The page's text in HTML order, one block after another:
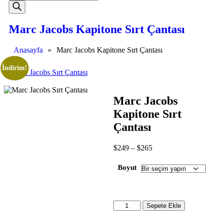
Marc Jacobs Kapitone Sırt Çantası
Anasayfa » Marc Jacobs Kapitone Sırt Çantası
İndirim!
Marc Jacobs
Kapitone Sırt
Çantası
$249 – $265
Boyut
Sepete Ekle